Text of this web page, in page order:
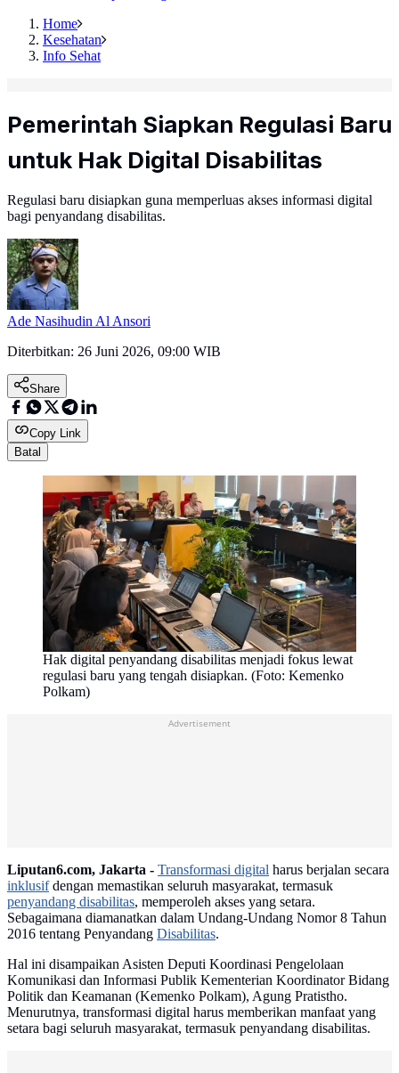
Home
Kesehatan
Info Sehat
Pemerintah Siapkan Regulasi Baru
untuk Hak Digital Disabilitas
Regulasi baru disiapkan guna memperluas akses informasi digital
bagi penyandang disabilitas.
Ade Nasihudin Al Ansori
Diterbitkan: 26 Juni 2026, 09:00 WIB
Share
Copy Link
Batal
Hak digital penyandang disabilitas menjadi fokus lewat
regulasi baru yang tengah disiapkan. (Foto: Kemenko
Polkam)
Advertisement
Liputan6.com, Jakarta - Transformasi digital harus berjalan secara
inklusifdengan memastikan seluruh masyarakat, termasuk
penyandang disabilitas, memperoleh akses yang setara.
Sebagaimana diamanatkan dalam Undang-Undang Nomor 8 Tahun
2016 tentang Penyandang Disabilitas.
Hal ini disampaikan Asisten Deputi Koordinasi Pengelolaan
Komunikasi dan Informasi Publik Kementerian Koordinator Bidang
Politik dan Keamanan (Kemenko Polkam), Agung Pratistho.
Menurutnya, transformasi digital harus memberikan manfaat yang
setara bagi seluruh masyarakat, termasuk penyandang disabilitas.